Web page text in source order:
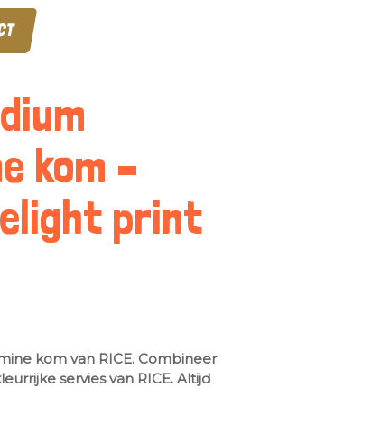
kom –
print
kom van RICE. Combineer
servies van RICE. Altijd